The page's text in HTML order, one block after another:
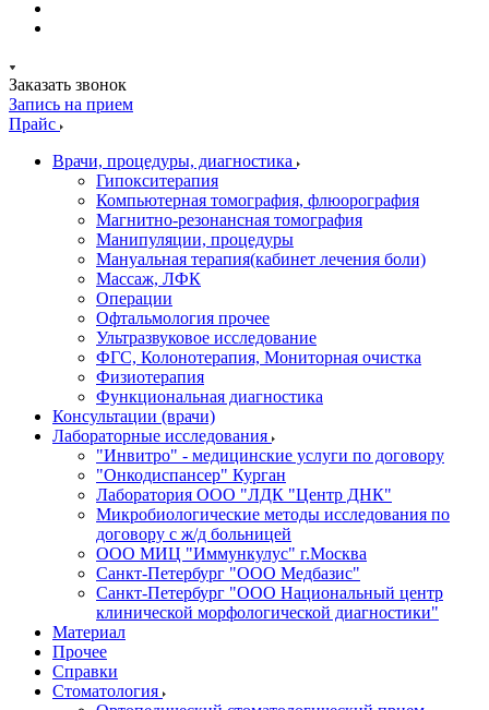
Заказать звонок
Запись на прием
Прайс
Врачи, процедуры, диагностика
Гипокситерапия
Компьютерная томография, флюорография
Магнитно-резонансная томография
Манипуляции, процедуры
Мануальная терапия(кабинет лечения боли)
Массаж, ЛФК
Операции
Офтальмология прочее
Ультразвуковое исследование
ФГС, Колонотерапия, Мониторная очистка
Физиотерапия
Функциональная диагностика
Консультации (врачи)
Лабораторные исследования
"Инвитро" - медицинские услуги по договору
"Онкодиспансер" Курган
Лаборатория ООО "ЛДК "Центр ДНК"
Микробиологические методы исследования по
договору с ж/д больницей
ООО МИЦ "Иммункулус" г.Москва
Санкт-Петербург "ООО Медбазис"
Санкт-Петербург "ООО Национальный центр
клинической морфологической диагностики"
Материал
Прочее
Справки
Стоматология